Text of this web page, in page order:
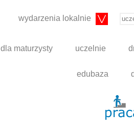
wydarzenia lokalnie
dla maturzysty uczelnie
edubaza